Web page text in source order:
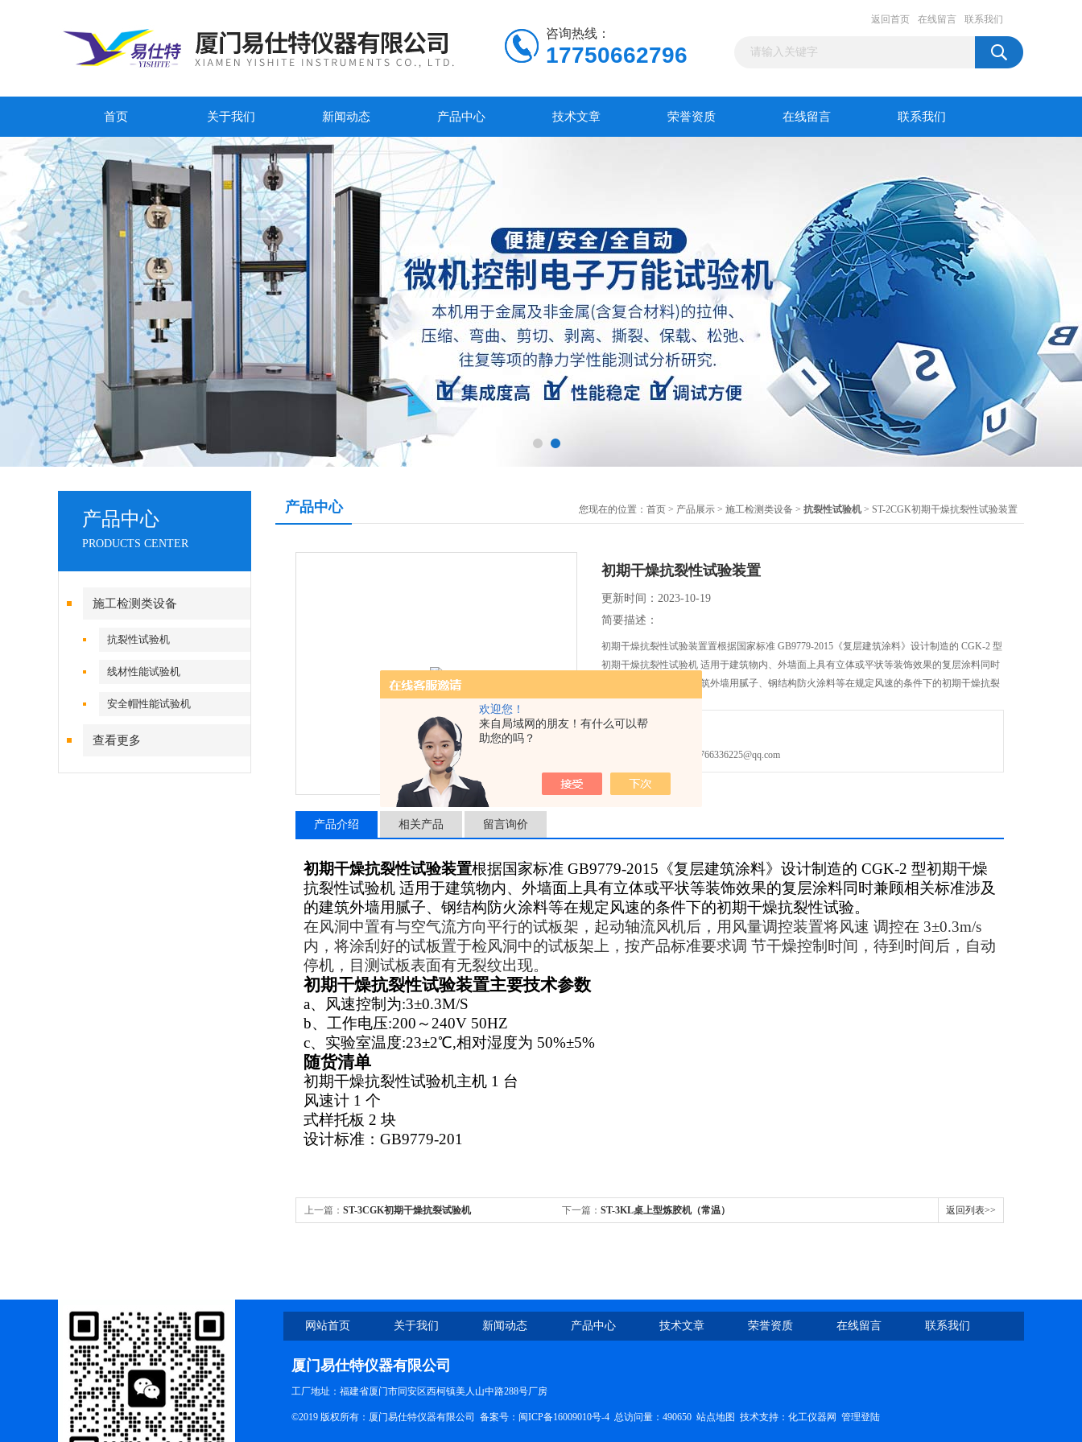
欢迎您！
来自局域网的朋友！有什么可以帮
助您的吗？
咨询热线：
17750662796
返回首页 在线留言 联系我们
首页 关于我们 新闻动态 产品中心 技术文章 荣誉资质 在线留言 联系我们
产品中心
PRODUCTS CENTER
施工检测类设备
抗裂性试验机
线材性能试验机
安全帽性能试验机
查看更多
产品中心 您现在的位置： 首页 > 产品展示 > 施工检测类设备 > 抗裂性试验机 > ST-2CGK初期干燥抗裂性试验装置
初期干燥抗裂性试验装置
更新时间：2023-10-19
简要描述：
初期干燥抗裂性试验装置置根据国家标准 GB9779-2015《复层建筑涂料》设计制造的 CGK-2 型
初期干燥抗裂性试验机 适用于建筑物内、外墙面上具有立体或平状等装饰效果的复层涂料同时
兼顾相关标准涉及 的建筑外墙用腻子、钢结构防火涂料等在规定风速的条件下的初期干燥抗裂
性试验。
免费咨询：
发邮件给我们：766336225@qq.com
产品介绍 相关产品 留言询价
初期干燥抗裂性试验装置根据国家标准 GB9779-2015《复层建筑涂料》设计制造的 CGK-2 型初期干燥
抗裂性试验机 适用于建筑物内、外墙面上具有立体或平状等装饰效果的复层涂料同时兼顾相关标准涉及
的建筑外墙用腻子、钢结构防火涂料等在规定风速的条件下的初期干燥抗裂性试验。
在风洞中置有与空气流方向平行的试板架，起动轴流风机后，用风量调控装置将风速 调控在 3±0.3m/s
内，将涂刮好的试板置于检风洞中的试板架上，按产品标准要求调 节干燥控制时间，待到时间后，自动
停机，目测试板表面有无裂纹出现。
初期干燥抗裂性试验装置主要技术参数
a、风速控制为:3±0.3M/S
b、工作电压:200～240V 50HZ
c、实验室温度:23±2℃,相对湿度为 50%±5%
随货清单
初期干燥抗裂性试验机主机 1 台
风速计 1 个
式样托板 2 块
设计标准：GB9779-201
上一篇： ST-3CGK初期干燥抗裂试验机 下一篇： ST-3KL桌上型炼胶机（常温） 返回列表>>
网站首页 关于我们 新闻动态 产品中心 技术文章 荣誉资质 在线留言 联系我们
厦门易仕特仪器有限公司
工厂地址：福建省厦门市同安区西柯镇美人山中路288号厂房
©2019 版权所有：厦门易仕特仪器有限公司 备案号： 闽ICP备16009010号-4 总访问量：490650 站点地图 技术支持： 化工仪器网 管理登陆